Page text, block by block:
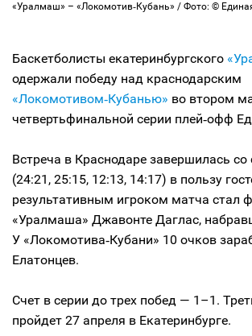
«Уралмаш» – «Локомотив‑Кубань» / Фото: ©
Баскетболисты екатеринбургского
одержали победу над краснодарским
«Локомотивом‑Кубанью» во втором
четвертьфинальной серии плей‑офф
Встреча в Краснодаре завершилась со
(24:21, 25:15, 12:13, 14:17) в пользу
результативным игроком матча стал
«Уралмаша» Джавонте Даглас,
У «Локомотива‑Кубани» 10 очков
Елатонцев.
Счет в серии до трех побед — 1–1.
пройдет 27 апреля в Екатеринбурге.